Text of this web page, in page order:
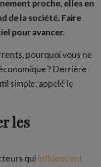
proche, elles en
de la société. Faire
pour avancer.
pourquoi vous ne
? Derrière
simple, appelé le
les
quiinfluencent